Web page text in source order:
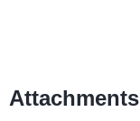
Attachments